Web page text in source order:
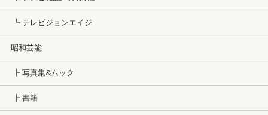
┗ テレビジョンエイジ
昭和芸能
┣ 写真集&ムック
┣ 書籍